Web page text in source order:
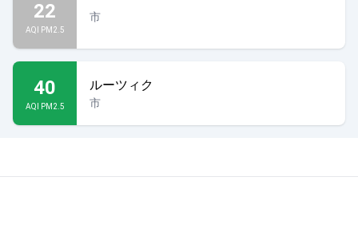
22
AQI PM2.5
市
40
AQI PM2.5
ルーツィク
市